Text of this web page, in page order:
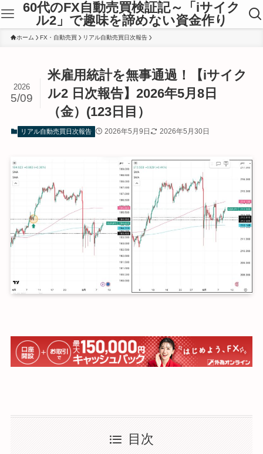
60代のFX自動売買検証記～「iサイク
ル2」で趣味を諦めない資金作り
ホーム FX・自動売買 リアル自動売買日次報告
米雇用統計を無事通過！【iサイク
ル2 日次報告】2026年5月8日
（金）(123日目）
2026
5/09
リアル自動売買日次報告 2026年5月9日 2026年5月30日
目次